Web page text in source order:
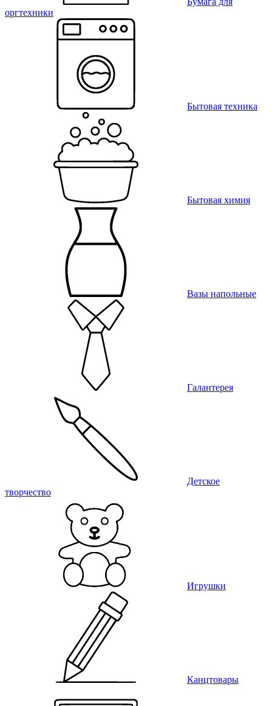
оргтехники
Бытовая техника
Бытовая химия
Вазы напольные
Галантерея
Детское
творчество
Игрушки
Канцтовары